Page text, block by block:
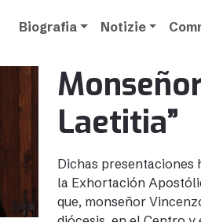
Biografia Notizie
Laetitia”
Dichas presentaciones
la Exhortación
que, monseñor